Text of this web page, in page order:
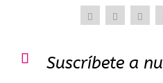
 Suscríbete a